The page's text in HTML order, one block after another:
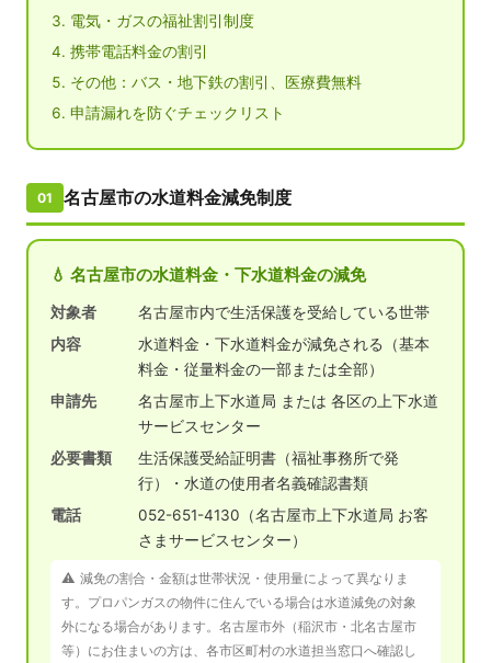
電気・ガスの福祉割引制度
携帯電話料金の割引
その他：バス・地下鉄の割引、医療費無料
申請漏れを防ぐチェックリスト
01 名古屋市の水道料金減免制度
💧 名古屋市の水道料金・下水道料金の減免
対象者
名古屋市内で生活保護を受給している世帯
内容
水道料金・下水道料金が減免される（基本
料金・従量料金の一部または全部）
申請先
名古屋市上下水道局 または 各区の上下水道
サービスセンター
必要書類
生活保護受給証明書（福祉事務所で発
行）・水道の使用者名義確認書類
電話
052-651-4130（名古屋市上下水道局 お客
さまサービスセンター）
⚠️ 減免の割合・金額は世帯状況・使用量によって異なりま
す。プロパンガスの物件に住んでいる場合は水道減免の対象
外になる場合があります。名古屋市外（稲沢市・北名古屋市
等）にお住まいの方は、各市区町村の水道担当窓口へ確認し